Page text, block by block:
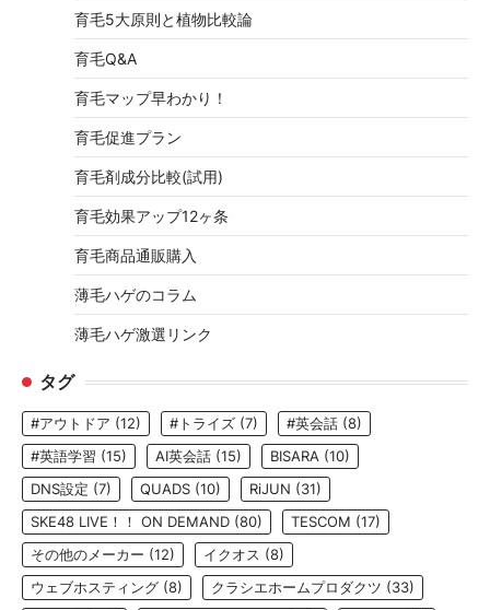
育毛5大原則と植物比較論
育毛Q&A
育毛マップ早わかり！
育毛促進プラン
育毛剤成分比較(試用)
育毛効果アップ12ヶ条
育毛商品通販購入
薄毛ハゲのコラム
薄毛ハゲ激選リンク
タグ
#アウトドア (12) #トライズ (7) #英会話 (8)
#英語学習 (15) AI英会話 (15) BISARA (10)
DNS設定 (7) QUADS (10) RiJUN (31)
SKE48 LIVE！！ ON DEMAND (80) TESCOM (17)
その他のメーカー (12) イクオス (8)
ウェブホスティング (8) クラシエホームプロダクツ (33)